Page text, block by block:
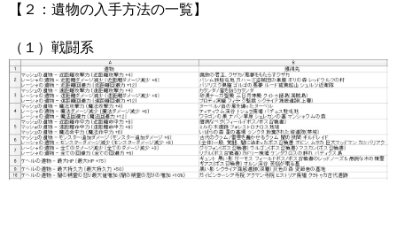
【２：遺物の入手方法の一覧】
（１）戦闘系